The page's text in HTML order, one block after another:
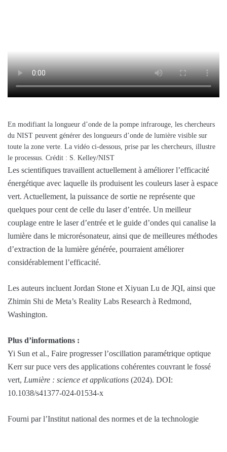
En modifiant la longueur d’onde de la pompe infrarouge, les chercheurs
du NIST peuvent générer des longueurs d’onde de lumière visible sur
toute la zone verte. La vidéo ci-dessous, prise par les chercheurs, illustre
le processus. Crédit : S. Kelley/NIST
Les scientifiques travaillent actuellement à améliorer l’efficacité
énergétique avec laquelle ils produisent les couleurs laser à espace
vert. Actuellement, la puissance de sortie ne représente que
quelques pour cent de celle du laser d’entrée. Un meilleur
couplage entre le laser d’entrée et le guide d’ondes qui canalise la
lumière dans le microrésonateur, ainsi que de meilleures méthodes
d’extraction de la lumière générée, pourraient améliorer
considérablement l’efficacité.
Les auteurs incluent Jordan Stone et Xiyuan Lu de JQI, ainsi que
Zhimin Shi de Meta’s Reality Labs Research à Redmond,
Washington.
Plus d’informations :
Yi Sun et al., Faire progresser l’oscillation paramétrique optique
Kerr sur puce vers des applications cohérentes couvrant le fossé
vert, Lumière : science et applications (2024). DOI:
10.1038/s41377-024-01534-x
Fourni par l’Institut national des normes et de la technologie